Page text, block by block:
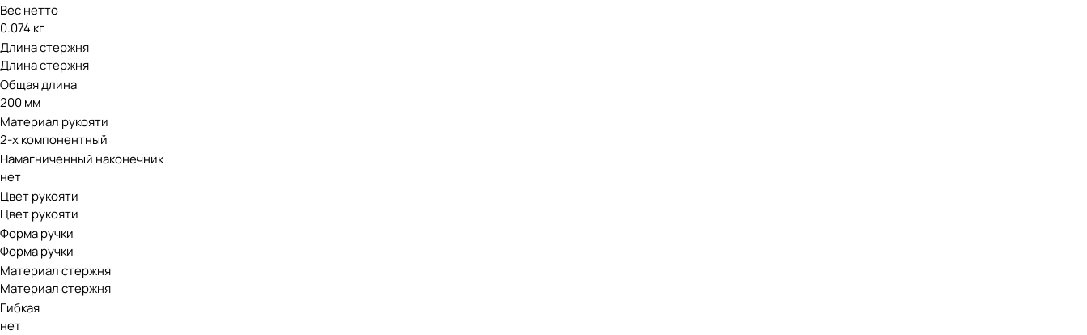
Вес нетто
0.074 кг
Длина стержня
Длина стержня
Общая длина
200 мм
Материал рукояти
2-х компонентный
Намагниченный наконечник
нет
Цвет рукояти
Цвет рукояти
Форма ручки
Форма ручки
Материал стержня
Материал стержня
Гибкая
нет